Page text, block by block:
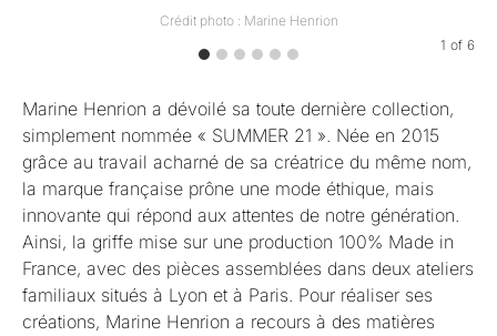
Crédit photo : Marine Henrion
1 of 6
Marine Henrion a dévoilé sa toute dernière collection,
simplement nommée « SUMMER 21 ». Née en 2015
grâce au travail acharné de sa créatrice du même nom,
la marque française prône une mode éthique, mais
innovante qui répond aux attentes de notre génération.
Ainsi, la griffe mise sur une production 100% Made in
France, avec des pièces assemblées dans deux ateliers
familiaux situés à Lyon et à Paris. Pour réaliser ses
créations, Marine Henrion a recours à des matières